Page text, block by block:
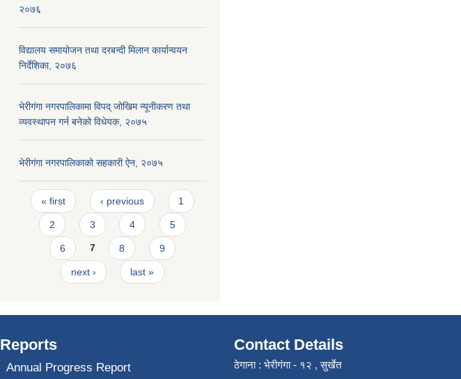
२०७६
विद्यालय समायोजन तथा दरबन्दी मिलान कार्यान्वयन
निर्देशिका, २०७६
भेरीगंगा नगरपालिकामा विपद् जोखिम न्यूनीकरण तथा
व्यवस्थापन गर्न बनेको विधेयक, २०७५
भेरीगंगा नगरपालिकाको सहकारी ऐन, २०७५
Pages
« first ‹ previous 1
2 3 4 5
6 7 8 9
next › last »
Reports
Annual Progress Report
Contact Details
ठेगाना : भेरीगंगा - १२ , सुर्खेत